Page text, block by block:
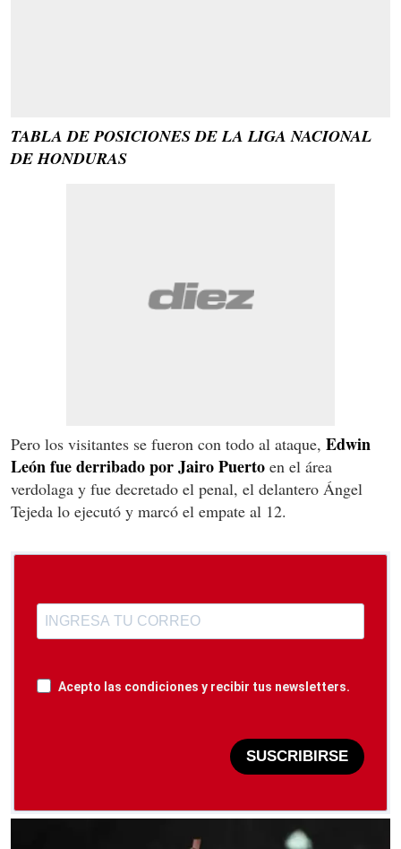
TABLA DE POSICIONES DE LA LIGA NACIONAL
DE HONDURAS
Pero los visitantes se fueron con todo al ataque, Edwin
León fue derribado por Jairo Puerto en el área
verdolaga y fue decretado el penal, el delantero Ángel
Tejeda lo ejecutó y marcó el empate al 12.
Acepto las condiciones y recibir tus newsletters.
SUSCRIBIRSE